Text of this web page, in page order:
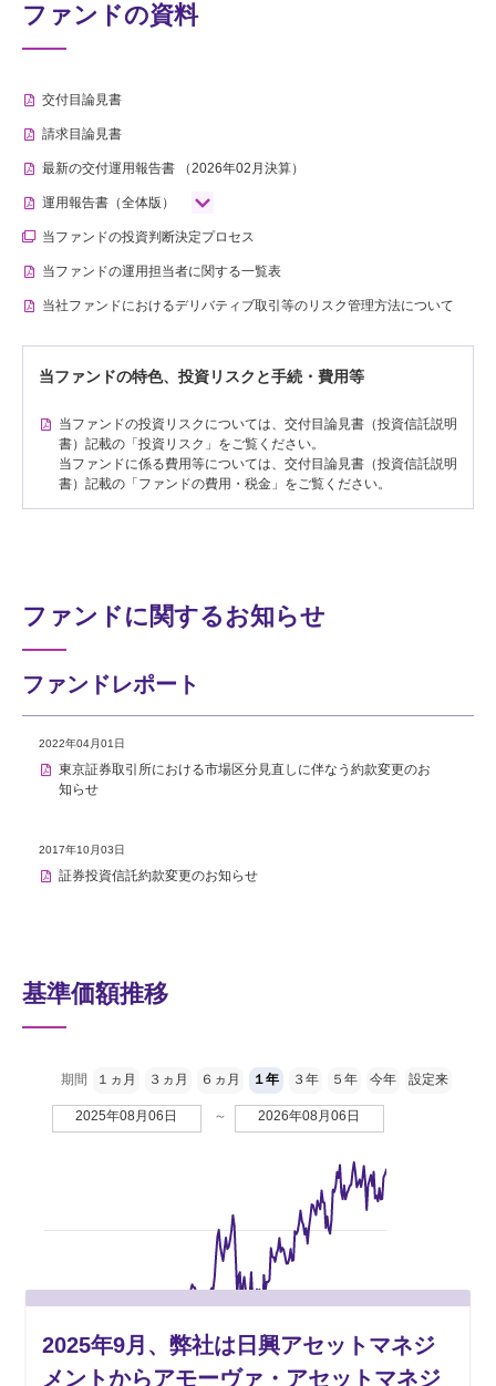
ファンドの資料
交付目論見書
請求目論見書
最新の交付運用報告書 （2026年02月決算）
運用報告書（全体版）
当ファンドの投資判断決定プロセス
当ファンドの運用担当者に関する一覧表
当社ファンドにおけるデリバティブ取引等のリスク管理方法について
当ファンドの特色、投資リスクと手続・費用等
当ファンドの投資リスクについては、交付目論見書（投資信託説明
書）記載の「投資リスク」をご覧ください。
当ファンドに係る費用等については、交付目論見書（投資信託説明
書）記載の「ファンドの費用・税金」をご覧ください。
ファンドに関するお知らせ
ファンドレポート
2022年04月01日
東京証券取引所における市場区分見直しに伴なう約款変更のお
知らせ
2017年10月03日
証券投資信託約款変更のお知らせ
基準価額推移
期間 １ヵ月 ３ヵ月 ６ヵ月 １年 ３年 ５年 今年 設定来
2025年08月06日 ～ 2026年08月06日
2025年9月、弊社は日興アセットマネジ
メントからアモーヴァ・アセットマネジ